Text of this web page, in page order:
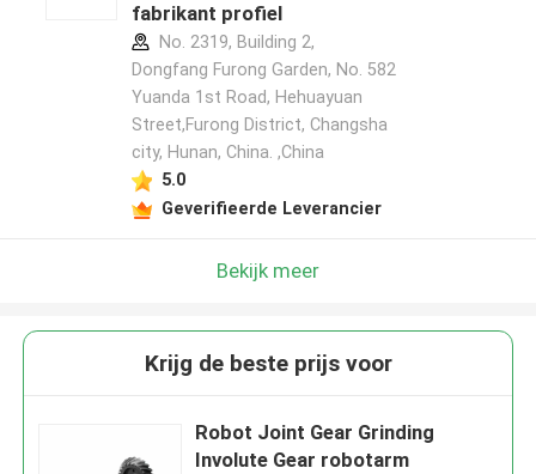
fabrikant profiel
No. 2319, Building 2,
Dongfang Furong Garden, No. 582
Yuanda 1st Road, Hehuayuan
Street,Furong District, Changsha
city, Hunan, China. ,China
5.0
Geverifieerde Leverancier
Bekijk meer
Krijg de beste prijs voor
Robot Joint Gear Grinding
Involute Gear robotarm